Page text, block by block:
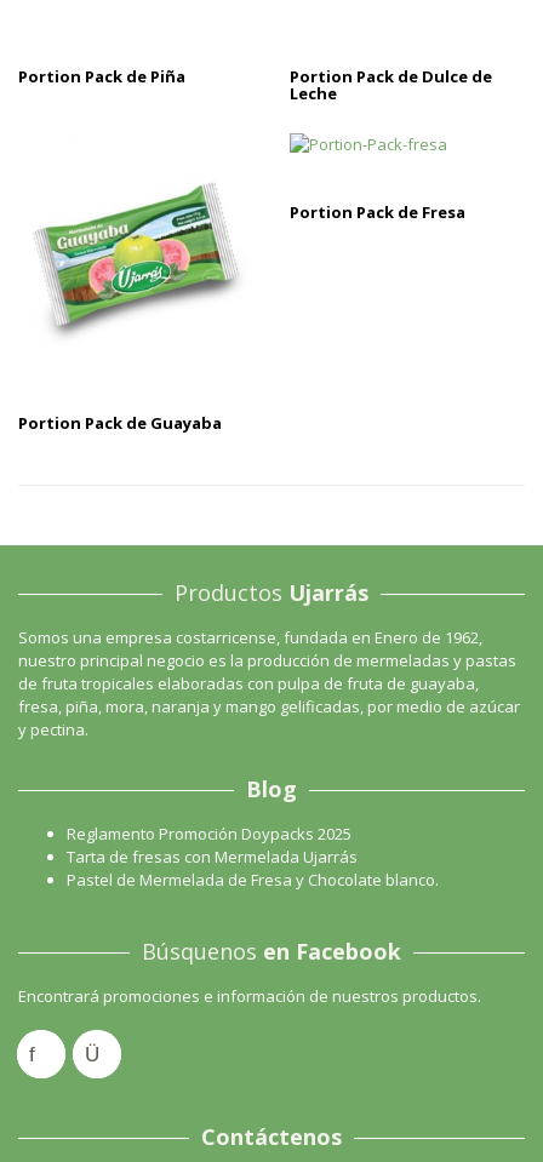
Portion Pack de Piña Portion Pack de Dulce de
Leche
Portion Pack de Guayaba
Portion Pack de Fresa
Productos Ujarrás
Somos una empresa costarricense, fundada en Enero de 1962,
nuestro principal negocio es la producción de mermeladas y pastas
de fruta tropicales elaboradas con pulpa de fruta de guayaba,
fresa, piña, mora, naranja y mango gelificadas, por medio de azúcar
y pectina.
Blog
Reglamento Promoción Doypacks 2025
Tarta de fresas con Mermelada Ujarrás
Pastel de Mermelada de Fresa y Chocolate blanco.
Búsquenos en Facebook
Encontrará promociones e información de nuestros productos.
Contáctenos